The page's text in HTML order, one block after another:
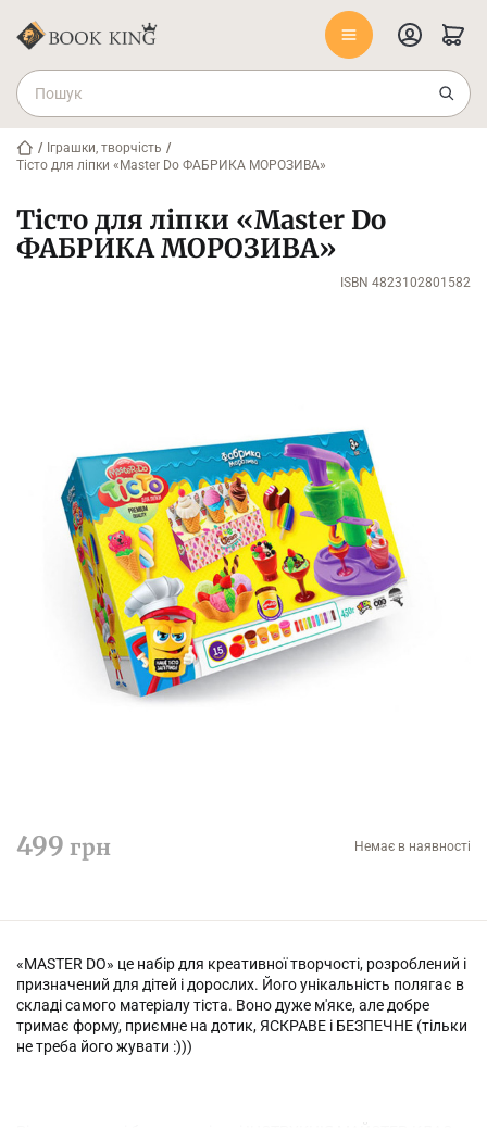
/ Іграшки, творчість /
Тісто для ліпки «Master Do ФАБРИКА МОРОЗИВА»
Тісто для ліпки «Master Do
ФАБРИКА МОРОЗИВА»
ISBN 4823102801582
499 грн Немає в наявності
«MASTER DO» це набір для креативної творчості, розроблений і
призначений для дітей і дорослих. Його унікальність полягає в
складі самого матеріалу тіста. Воно дуже м'яке, але добре
тримає форму, приємне на дотик, ЯСКРАВЕ і БЕЗПЕЧНЕ (тільки
не треба його жувати :)))